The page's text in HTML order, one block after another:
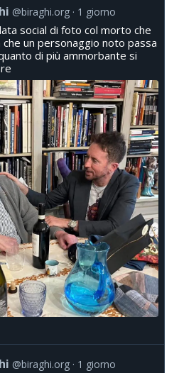
@biraghi.org 1 giorno
social di foto col morto che
un personaggio noto passa
di più ammorbante si
@biraghi.org 1 giorno